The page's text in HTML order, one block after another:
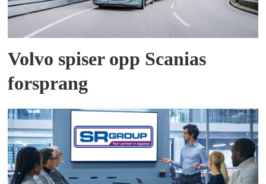
Volvo spiser opp Scanias
forsprang